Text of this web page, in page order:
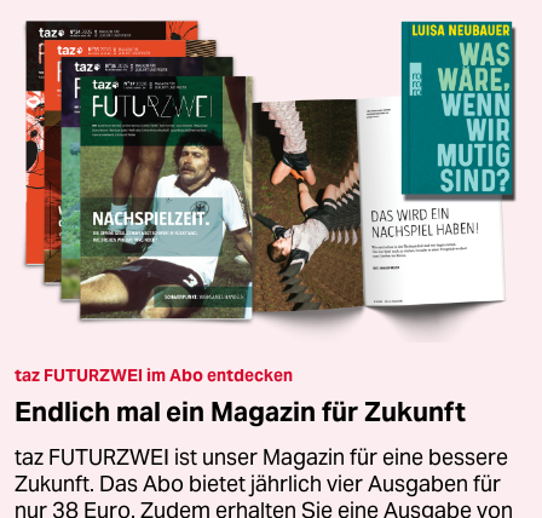
taz FUTURZWEI im Abo entdecken
Endlich mal ein Magazin für Zukunft
taz FUTURZWEI ist unser Magazin für eine bessere
Zukunft. Das Abo bietet jährlich vier Ausgaben für
nur 38 Euro. Zudem erhalten Sie eine Ausgabe von